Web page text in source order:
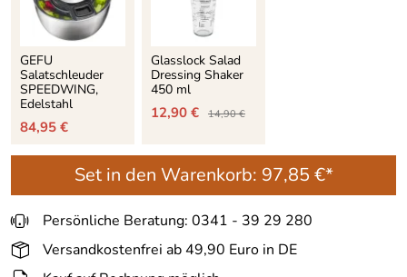
GEFU
Salatschleuder
SPEEDWING,
Edelstahl
84,95 €
Glasslock Salad
Dressing Shaker
450 ml
12,90 € 14,90 €
Set in den Warenkorb: 97,85 €*
Persönliche Beratung: 0341 - 39 29 280
Versandkostenfrei ab 49,90 Euro in DE